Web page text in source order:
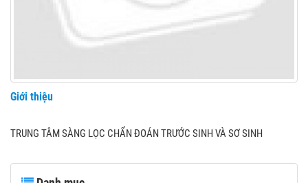
Giới thiệu
TRUNG TÂM SÀNG LỌC CHẨN ĐOÁN TRƯỚC SINH VÀ SƠ SINH